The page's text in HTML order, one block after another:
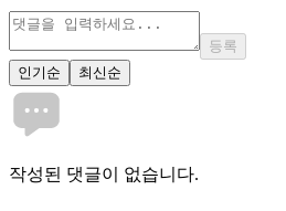
등록
인기순
최신순
작성된 댓글이 없습니다.